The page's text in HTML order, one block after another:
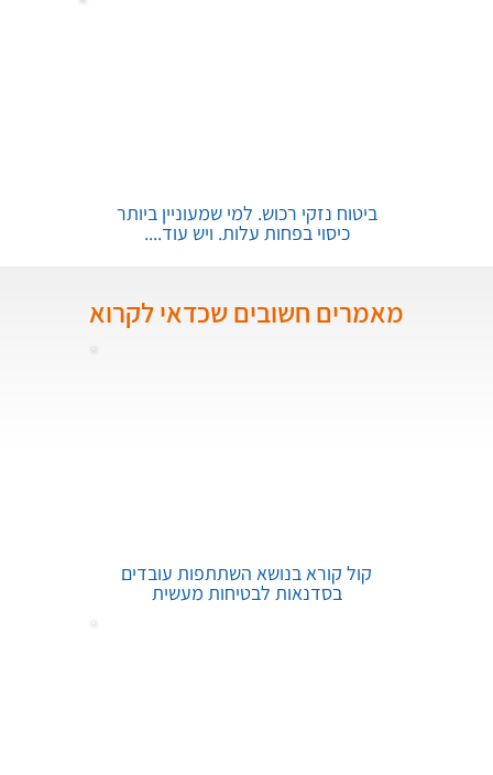
ביטוח נזקי רכוש. למי שמעוניין ביותר
כיסוי בפחות עלות. ויש עוד....
קול קורא בנושא השתתפות עובדים
בסדנאות לבטיחות מעשית
מאמרים חשובים שכדאי לקרוא